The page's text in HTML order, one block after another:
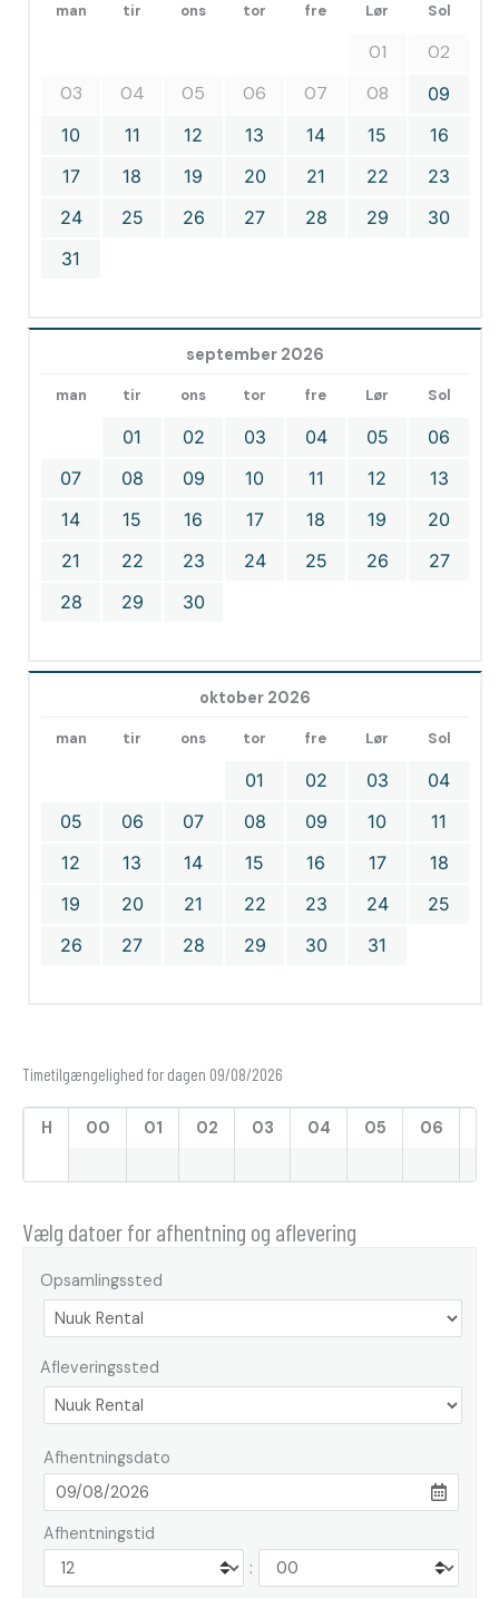
man tir ons tor fre Lør Sol
01
02
03
04 05 06 07 08
09
10
11 12 13 14 15
16
17
18 19 20 21 22
23
24
25 26 27 28 29
30
31
september 2026
man tir ons tor fre Lør Sol
01 02 03 04 05
06
07
08 09 10 11 12
13
14
15 16 17 18 19
20
21
22 23 24 25 26
27
28
29 30
oktober 2026
man tir ons tor fre Lør Sol
01 02 03
04
05
06 07 08 09 10
11
12
13 14 15 16 17
18
19
20 21 22 23 24
25
26
27 28 29 30 31
Timetilgængelighed for dagen 09/08/2026
H 00 01 02 03 04 05 06
Vælg datoer for afhentning og aflevering
Opsamlingssted
Afleveringssted
Afhentningsdato
Afhentningstid
: